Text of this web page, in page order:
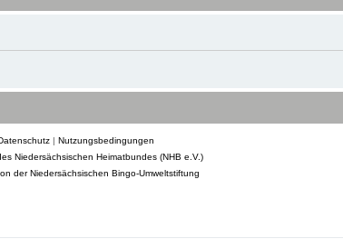
| Nutzungsbedingungen
Niedersächsischen Heimatbundes (NHB e.V.)
der Niedersächsischen Bingo-Umweltstiftung